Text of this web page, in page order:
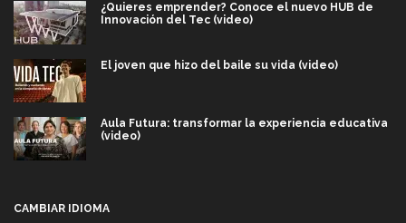
¿Quieres emprender? Conoce el nuevo HUB de
Innovación del Tec (video)
El joven que hizo del baile su vida (video)
Aula Futura: transformar la experiencia educativa
(video)
CAMBIAR IDIOMA